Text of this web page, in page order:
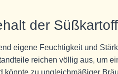
der
eigene Feuchtigkeit und
reichen völlig aus, um